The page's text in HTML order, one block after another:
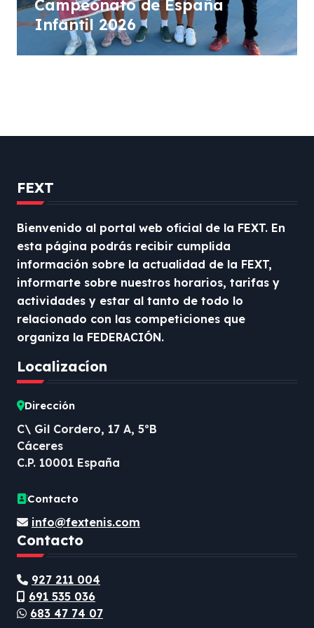
Campeonato de España
Infantil 2026
FEXT
Bienvenido al portal web oficial de la FEXT. En
esta página podrás recibir cumplida
información sobre la actualidad de la FEXT,
informarte sobre nuestros horarios, tarifas y
actividades y estar al tanto de todo lo
relacionado con las competiciones que
organiza la FEDERACIÓN.
Localizacíon
Dirección
C\ Gil Cordero, 17 A, 5ºB
Cáceres
C.P. 10001 España
Contacto
info@fextenis.com
Contacto
927 211 004
691 535 036
683 47 74 07